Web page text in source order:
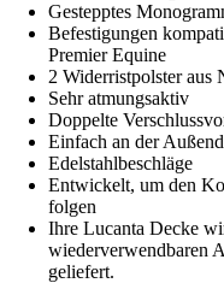
Gestepptes
Befestigungen
Premier Equine
2 Widerristpolster aus
Sehr atmungsaktiv
Doppelte
Einfach an der
Edelstahlbeschläge
Entwickelt, um den
folgen
Ihre Lucanta Decke
wiederverwendbaren
geliefert.